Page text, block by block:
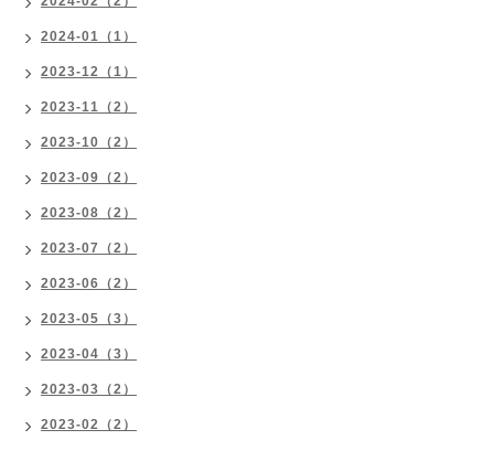
2024-01（1）
2023-12（1）
2023-11（2）
2023-10（2）
2023-09（2）
2023-08（2）
2023-07（2）
2023-06（2）
2023-05（3）
2023-04（3）
2023-03（2）
2023-02（2）